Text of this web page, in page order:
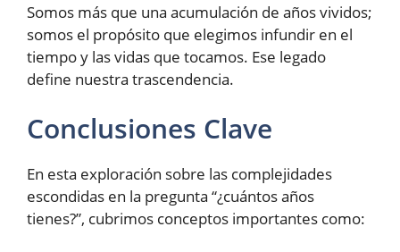
Somos más que una acumulación de años vividos;
somos el propósito que elegimos infundir en el
tiempo y las vidas que tocamos. Ese legado
define nuestra trascendencia.
Conclusiones Clave
En esta exploración sobre las complejidades
escondidas en la pregunta “¿cuántos años
tienes?”, cubrimos conceptos importantes como: